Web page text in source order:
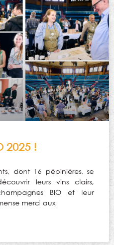
2025 !
dont 16 pépinières, se
leurs vins clairs,
BIO et leur
merci aux